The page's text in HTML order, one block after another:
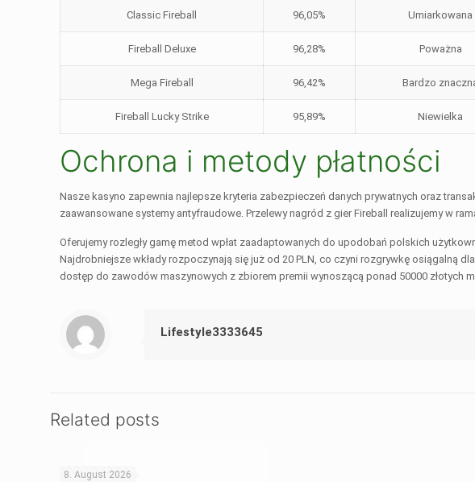
Classic Fireball 96,05% Umiarkowana
Fireball Deluxe 96,28% Poważna
Mega Fireball 96,42% Bardzo
Fireball Lucky Strike 95,89% Niewielka
Ochrona i metody płatności
Nasze kasyno zapewnia najlepsze kryteria zabezpieczeń danych prywatnych oraz
zaawansowane systemy antyfraudowe. Przelewy nagród z gier Fireball realizujemy w
Oferujemy rozległy gamę metod wpłat zaadaptowanych do upodobań polskich
Najdrobniejsze wkłady rozpoczynają się już od 20 PLN, co czyni rozgrywkę osiągalną
dostęp do zawodów maszynowych z zbiorem premii wynoszącą ponad 50000 złotych
Lifestyle3333645
Related posts
8. August 2026